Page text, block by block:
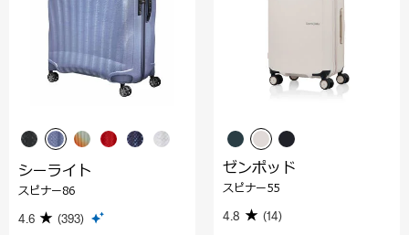
シーライト
スピナー86
4.6 (393)
ゼンポッド
スピナー55
4.8 (14)